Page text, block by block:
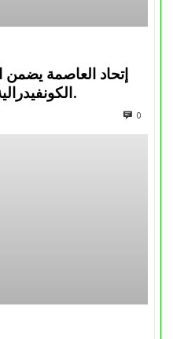
إتحاد العاصمة
الكونفيدرالية الإفريقية الموسم القادم.
0